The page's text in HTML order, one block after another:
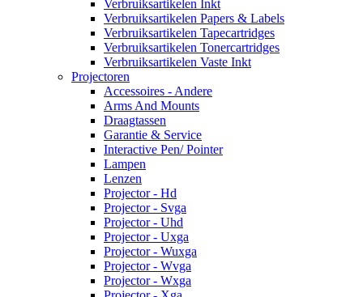
Verbruiksartikelen Inkt
Verbruiksartikelen Papers & Labels
Verbruiksartikelen Tapecartridges
Verbruiksartikelen Tonercartridges
Verbruiksartikelen Vaste Inkt
Projectoren
Accessoires - Andere
Arms And Mounts
Draagtassen
Garantie & Service
Interactive Pen/ Pointer
Lampen
Lenzen
Projector - Hd
Projector - Svga
Projector - Uhd
Projector - Uxga
Projector - Wuxga
Projector - Wvga
Projector - Wxga